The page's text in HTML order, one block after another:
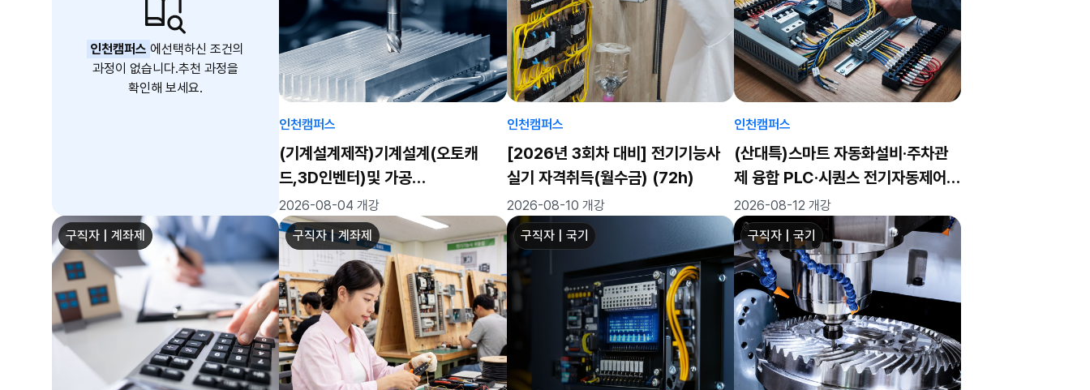
인천캠퍼스 에선택하신 조건의
과정이 없습니다.추천 과정을
확인해 보세요.
인천캠퍼스
(기계설계제작)기계설계(오토캐
드,3D인벤터)및 가공
(CAM,CNC,MCT)실무자 양성 C
2026-08-04 개강
인천캠퍼스
[2026년 3회차 대비] 전기기능사
실기 자격취득(월수금) (72h)
2026-08-10 개강
인천캠퍼스
(산대특)스마트 자동화설비·주차관
제 융합 PLC·시퀀스 전기자동제어
실무자 양성과정(육성/일반)
2026-08-12 개강
구직자 | 계좌제
구직자 | 계좌제 구직자 | 국기 구직자 | 국기